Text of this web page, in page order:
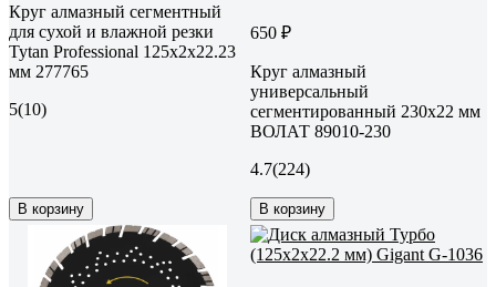
Круг алмазный сегментный
для сухой и влажной резки
Tytan Professional 125x2x22.23
мм 277765
5(10)
В корзину
650 ₽
Круг алмазный
универсальный
сегментированный 230х22 мм
ВОЛАТ 89010-230
4.7(224)
В корзину